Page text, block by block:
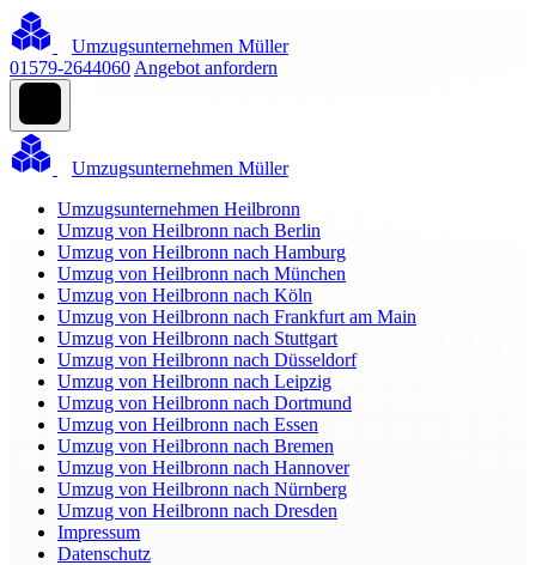
Umzugsunternehmen Müller
01579-2644060 Angebot anfordern
Umzugsunternehmen Müller
Umzugsunternehmen Heilbronn
Umzug von Heilbronn nach Berlin
Umzug von Heilbronn nach Hamburg
Umzug von Heilbronn nach München
Umzug von Heilbronn nach Köln
Umzug von Heilbronn nach Frankfurt am Main
Umzug von Heilbronn nach Stuttgart
Umzug von Heilbronn nach Düsseldorf
Umzug von Heilbronn nach Leipzig
Umzug von Heilbronn nach Dortmund
Umzug von Heilbronn nach Essen
Umzug von Heilbronn nach Bremen
Umzug von Heilbronn nach Hannover
Umzug von Heilbronn nach Nürnberg
Umzug von Heilbronn nach Dresden
Impressum
Datenschutz